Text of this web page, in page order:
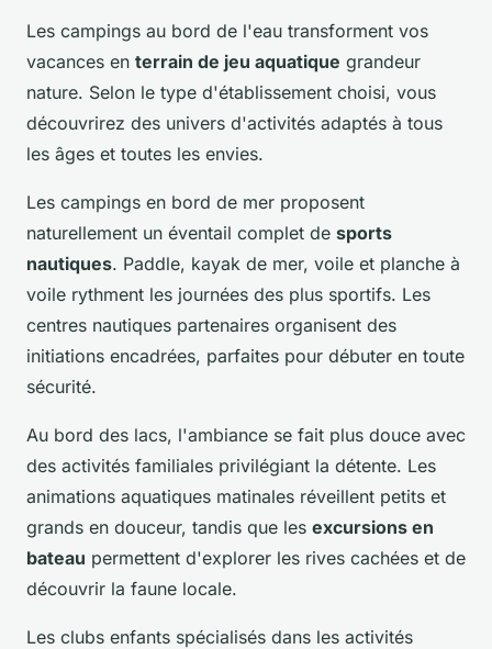
Les campings au bord de l'eau transforment vos
vacances en terrain de jeu aquatique grandeur
nature. Selon le type d'établissement choisi, vous
découvrirez des univers d'activités adaptés à tous
les âges et toutes les envies.
Les campings en bord de mer proposent
naturellement un éventail complet de sports
nautiques. Paddle, kayak de mer, voile et planche à
voile rythment les journées des plus sportifs. Les
centres nautiques partenaires organisent des
initiations encadrées, parfaites pour débuter en toute
sécurité.
Au bord des lacs, l'ambiance se fait plus douce avec
des activités familiales privilégiant la détente. Les
animations aquatiques matinales réveillent petits et
grands en douceur, tandis que les excursions en
bateau permettent d'explorer les rives cachées et de
découvrir la faune locale.
Les clubs enfants spécialisés dans les activités